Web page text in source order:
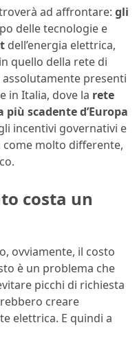
ad affrontare: gli
delle tecnologie e
dell’energia elettrica,
quello della rete di
presenti
in Italia, dove la rete
scadente d’Europa
incentivi governativi e
molto differente,
costa un
ovviamente, il costo
è un problema che
picchi di richiesta
creare
elettrica. E quindi a